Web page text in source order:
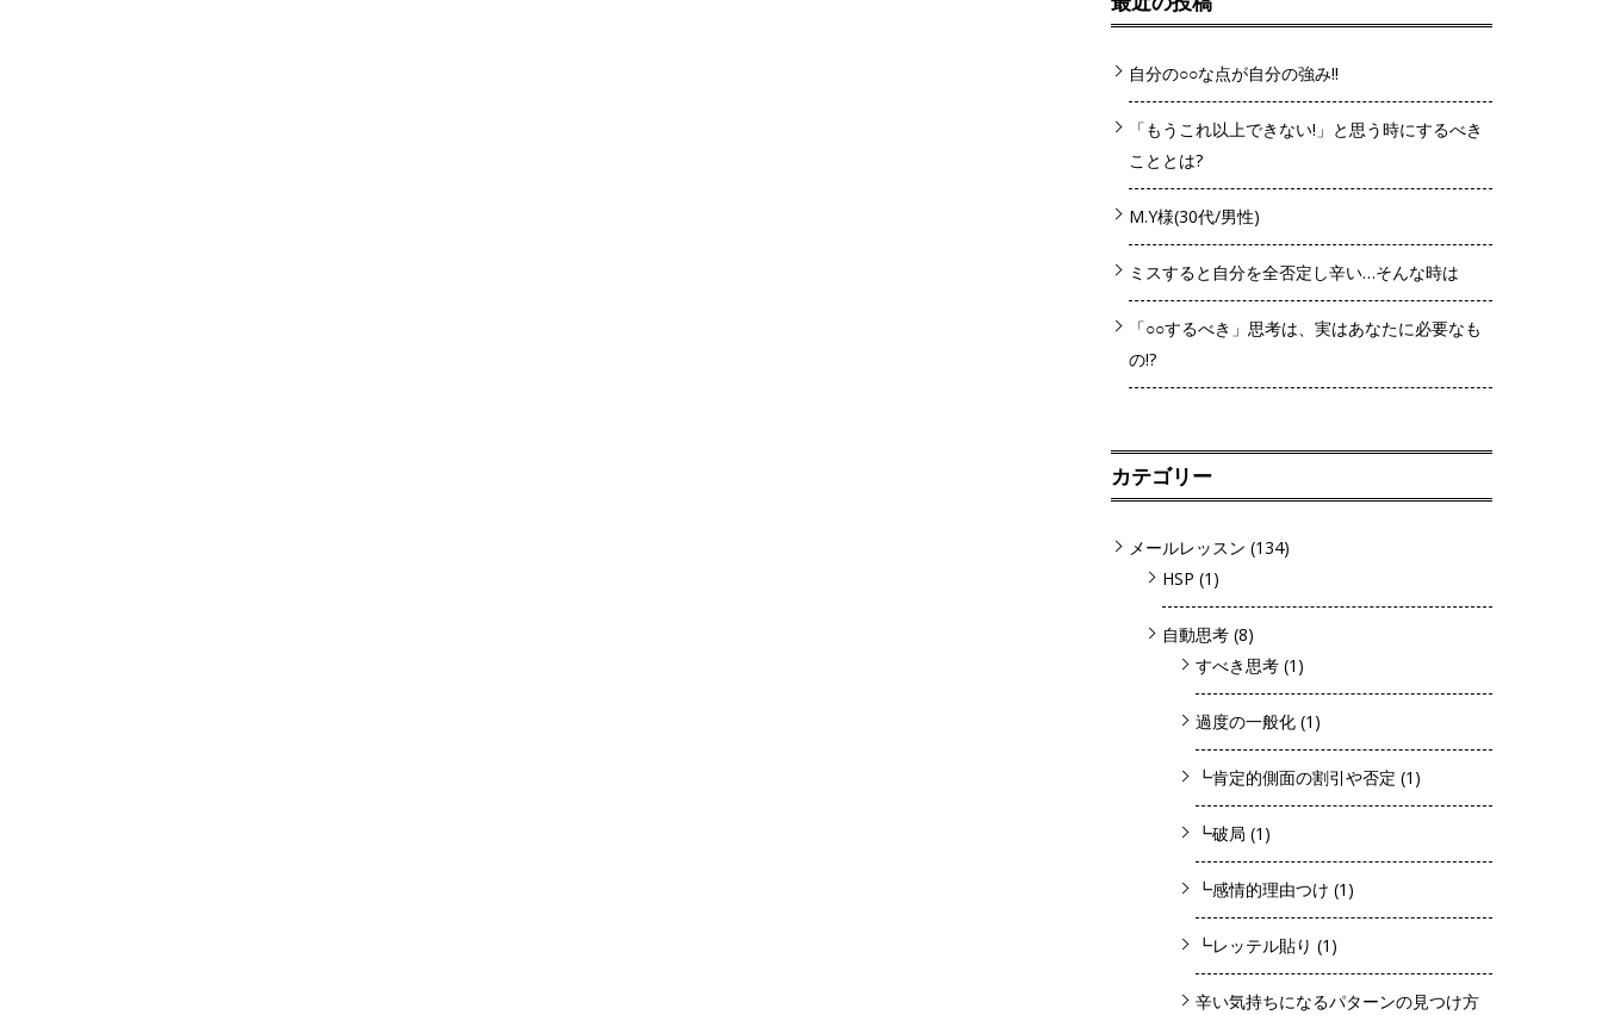
自分の○○な点が自分の強み!!
「もうこれ以上できない!」と思う時にするべき
こととは?
M.Y様(30代/男性)
ミスすると自分を全否定し辛い…そんな時は
「○○するべき」思考は、実はあなたに必要なも
の!?
カテゴリー
メールレッスン (134)
HSP (1)
自動思考 (8)
すべき思考 (1)
過度の一般化 (1)
┗肯定的側面の割引や否定 (1)
┗破局 (1)
┗感情的理由つけ (1)
┗レッテル貼り (1)
辛い気持ちになるパターンの見つけ方